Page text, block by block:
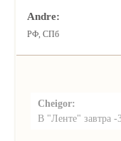
Andre:
РФ, СПб
Cheigor:
В "Ленте" завтра -